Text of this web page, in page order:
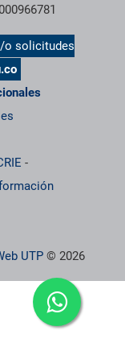
o solicitudes
-
UTP © 2026